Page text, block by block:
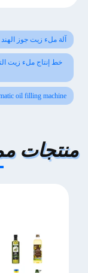
آلة ملء زيت جوز الهند
خط إنتاج ملء زيت
oil filling machine
منتجات